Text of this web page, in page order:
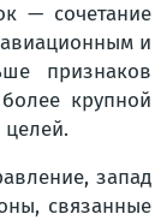
— сочетание
и
признаков
крупной
запад
связанные